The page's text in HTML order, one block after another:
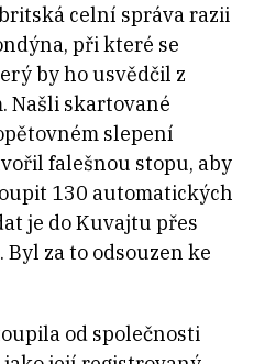
celní správa razii
při které se
by ho usvědčil z
Našli skartované
slepení
falešnou stopu, aby
130 automatických
je do Kuvajtu přes
Byl za to odsouzen ke
od společnosti